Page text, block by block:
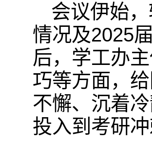
会议伊始
情况及2025
后，学工办
巧等方面，
不懈、沉着
投入到考研